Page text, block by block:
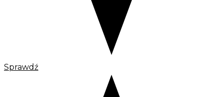
Sprawdź